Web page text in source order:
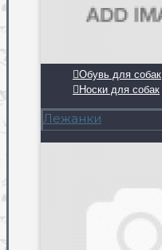
Обувь для собак
Носки для собак
Лежанки